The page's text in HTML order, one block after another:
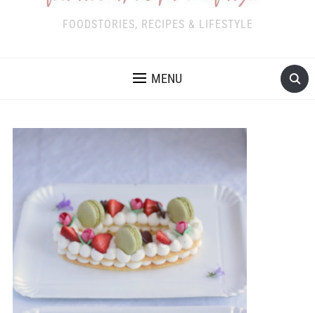
FOODSTORIES, RECIPES & LIFESTYLE
MENU